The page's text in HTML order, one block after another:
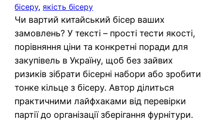
бісеру, якість бісеру
Чи вартий китайський бісер ваших
замовлень? У тексті – прості тести якості,
порівняння ціни та конкретні поради для
закупівель в Україну, щоб без зайвих
ризиків зібрати бісерні набори або зробити
тонке кільце з бісеру. Автор ділиться
практичними лайфхаками від перевірки
партії до організації зберігання фурнітури.